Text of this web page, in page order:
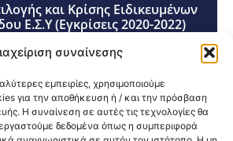
συναίνεσης
εμπειρίες, χρησιμοποιούμε
για την αποθήκευση ή / και την πρόσβαση
Η συναίνεση σε αυτές τις τεχνολογίες θα
δεδομένα όπως η συμπεριφορά
και Κρίσης Ειδικευμένων
Ε.Σ.Υ (Εγκρίσεις 2020-2022)
και Κρίσης Ειδικευμένων
Ε.Σ.Υ (Εγκρίσεις 2018-2019)